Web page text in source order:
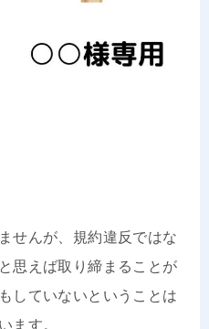
せんが、規約違反ではな
思えば取り締まることが
していないということは
ます。